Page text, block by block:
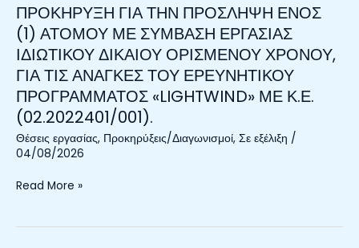
ΕΡΕΥΝΗΤΙΚΟΥ
ΠΡΟΓΡΑΜΜΑΤΟΣ
«ΠΑΡΑΚΟΛΟΥΘΗΣΗ
ΒΙΟΚΟΙΝΩΝΙΩΝ
ΤΟΥ
ΟΡΜΟΥ
ΑΝΤΙΚΥΡΑΣ,
ΜΕ
ΣΤΗΝ
ΘΕΡΜΟΦΙΛΩΝ
ΠΡΟΚΗΡΥΞΗ ΓΙΑ ΤΗΝ ΠΡΟΣΛΗΨΗ ΕΝΟΣ
(1) ΑΤΟΜΟΥ ΜΕ ΣΥΜΒΑΣΗ ΕΡΓΑΣΙΑΣ
ΙΔΙΩΤΙΚΟΥ ΔΙΚΑΙΟΥ ΟΡΙΣΜΕΝΟΥ ΧΡΟΝΟΥ,
ΓΙΑ ΤΙΣ ΑΝΑΓΚΕΣ ΤΟΥ ΕΡΕΥΝΗΤΙΚΟΥ
ΠΡΟΓΡΑΜΜΑΤΟΣ «LIGHTWIND» ΜΕ Κ.Ε.
(02.2022401/001).
Θέσεις εργασίας, Προκηρύξεις/Διαγωνισμοί, Σε εξέλιξη /
04/08/2026
ΠΡΟΚΗΡΥΞΗ
ΓΙΑ
ΤΗΝ
ΠΡΟΣΛΗΨΗ
ΕΝΟΣ
ΑΤΟΜΟΥ
ΜΕ
ΣΥΜΒΑΣΗ
ΙΔΙΩΤΙΚΟΥ
Read More »